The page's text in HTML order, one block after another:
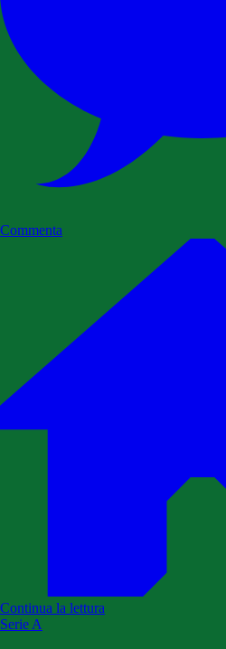
Commenta
Continua la lettura
Serie A